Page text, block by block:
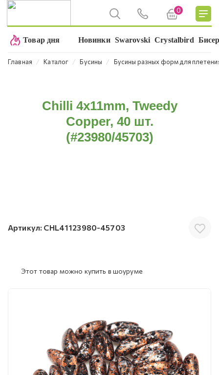
0
Товар дня Новинки Swarovski Crystalbird
Главная ⁄ Каталог ⁄ Бусины ⁄ Бусины разных форм для
Chilli 4x11mm, Tweedy
Copper, 40 шт.
(#23980/45703)
Артикул: CHL41123980-45703
Этот товар можно купить в шоуруме